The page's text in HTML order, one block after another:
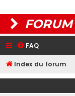
FORUM
FAQ
Index du forum